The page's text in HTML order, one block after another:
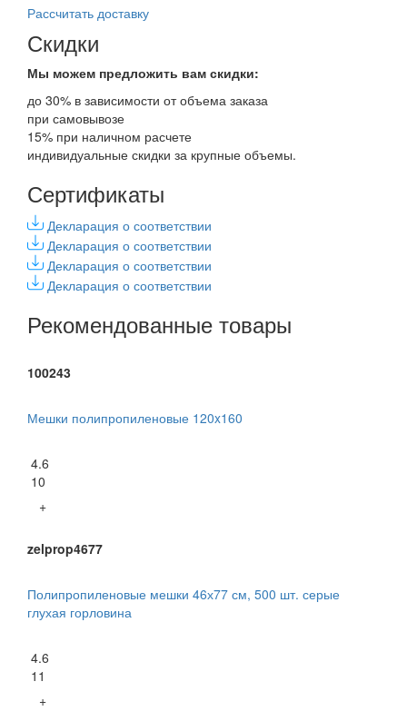
Рассчитать доставку
Скидки
Мы можем предложить вам скидки:
до 30% в зависимости от объема заказа
при самовывозе
15% при наличном расчете
индивидуальные скидки за крупные объемы.
Сертификаты
Декларация о соответствии
Декларация о соответствии
Декларация о соответствии
Декларация о соответствии
Рекомендованные товары
100243
Мешки полипропиленовые 120x160
4.6
10
+
zelprop4677
Полипропиленовые мешки 46х77 см, 500 шт. серые
глухая горловина
4.6
11
+